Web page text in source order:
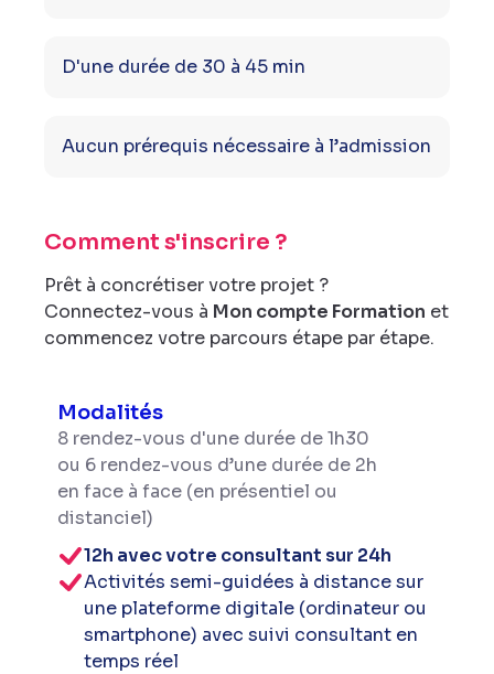
D'une durée de 30 à 45 min
Aucun prérequis nécessaire à l’admission
Comment s'inscrire ?
Prêt à concrétiser votre projet ?
Connectez-vous à Mon compte Formation et
commencez votre parcours étape par étape.
Modalités
8 rendez-vous d'une durée de 1h30
ou 6 rendez-vous d’une durée de 2h
en face à face (en présentiel ou
distanciel)
12h avec votre consultant sur 24h
Activités semi-guidées à distance sur
une plateforme digitale (ordinateur ou
smartphone) avec suivi consultant en
temps réel